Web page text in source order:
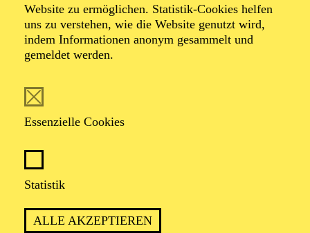
Website zu ermöglichen. Statistik-Cookies helfen
uns zu verstehen, wie die Website genutzt wird,
indem Informationen anonym gesammelt und
gemeldet werden.
Essenzielle Cookies
Statistik
ALLE AKZEPTIEREN
Albrecht
Kludszuweit
Albrecht Kludszuweit wurde in Dresden ausgebildet
sowie später bei Viorica Lambrache in Kaiserslautern
und bei Ks. Uta Priew in Berlin. Nach ersten
Darmstadt ist er seit 2004 Ensemblemitglied am Aalto-